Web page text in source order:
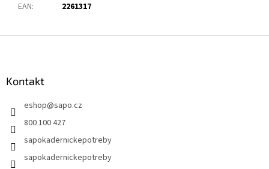
EAN: 2261317
Kontakt
eshop@sapo.cz
800 100 427
sapokadernickepotreby
sapokadernickepotreby